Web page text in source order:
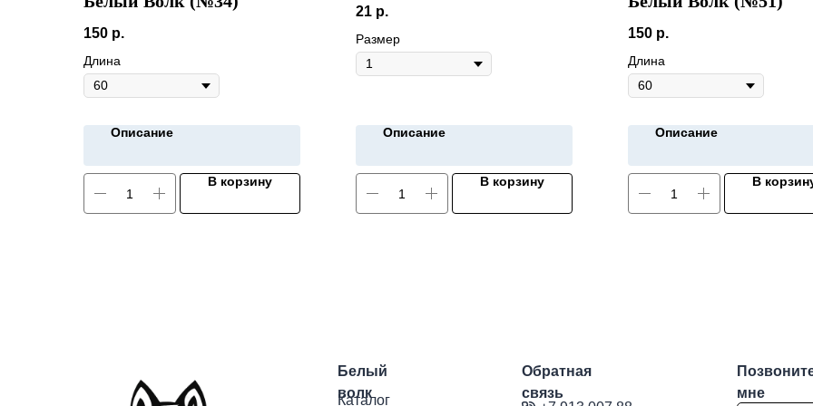
150 р.
Длина
Описание
В корзину
21 р.
Размер
Описание
В корзину
150 р.
Длина
Описание
В
Каталог
Белый
волк
Обратная
связь
мне